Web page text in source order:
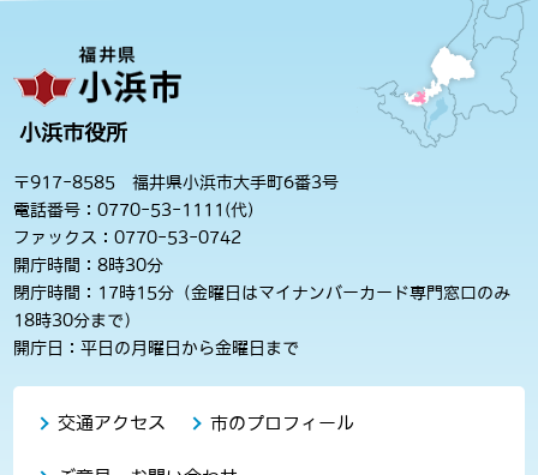
小浜市役所
〒917-8585 福井県小浜市大手町6番3号
電話番号：0770-53-1111(代)
ファックス：0770-53-0742
開庁時間：8時30分
閉庁時間：17時15分（金曜日はマイナンバーカード専門窓口のみ
18時30分まで）
開庁日：平日の月曜日から金曜日まで
交通アクセス 市のプロフィール